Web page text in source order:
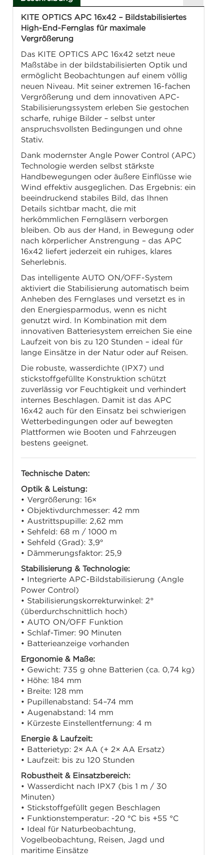
KITE OPTICS APC 16x42 – Bildstabilisiertes
High-End-Fernglas für maximale
Vergrößerung
Das KITE OPTICS APC 16x42 setzt neue
Maßstäbe in der bildstabilisierten Optik und
ermöglicht Beobachtungen auf einem völlig
neuen Niveau. Mit seiner extremen 16-fachen
Vergrößerung und dem innovativen APC-
Stabilisierungssystem erleben Sie gestochen
scharfe, ruhige Bilder – selbst unter
anspruchsvollsten Bedingungen und ohne
Stativ.
Dank modernster Angle Power Control (APC)
Technologie werden selbst stärkste
Handbewegungen oder äußere Einflüsse wie
Wind effektiv ausgeglichen. Das Ergebnis: ein
beeindruckend stabiles Bild, das Ihnen
Details sichtbar macht, die mit
herkömmlichen Ferngläsern verborgen
bleiben. Ob aus der Hand, in Bewegung oder
nach körperlicher Anstrengung – das APC
16x42 liefert jederzeit ein ruhiges, klares
Seherlebnis.
Das intelligente AUTO ON/OFF-System
aktiviert die Stabilisierung automatisch beim
Anheben des Fernglases und versetzt es in
den Energiesparmodus, wenn es nicht
genutzt wird. In Kombination mit dem
innovativen Batteriesystem erreichen Sie eine
Laufzeit von bis zu 120 Stunden – ideal für
lange Einsätze in der Natur oder auf Reisen.
Die robuste, wasserdichte (IPX7) und
stickstoffgefüllte Konstruktion schützt
zuverlässig vor Feuchtigkeit und verhindert
internes Beschlagen. Damit ist das APC
16x42 auch für den Einsatz bei schwierigen
Wetterbedingungen oder auf bewegten
Plattformen wie Booten und Fahrzeugen
bestens geeignet.
Technische Daten:
Optik & Leistung:
• Vergrößerung: 16×
• Objektivdurchmesser: 42 mm
• Austrittspupille: 2,62 mm
• Sehfeld: 68 m / 1000 m
• Sehfeld (Grad): 3,9°
• Dämmerungsfaktor: 25,9
Stabilisierung & Technologie:
• Integrierte APC-Bildstabilisierung (Angle
Power Control)
• Stabilisierungskorrekturwinkel: 2°
(überdurchschnittlich hoch)
• AUTO ON/OFF Funktion
• Schlaf-Timer: 90 Minuten
• Batterieanzeige vorhanden
Ergonomie & Maße:
• Gewicht: 735 g ohne Batterien (ca. 0,74 kg)
• Höhe: 184 mm
• Breite: 128 mm
• Pupillenabstand: 54–74 mm
• Augenabstand: 14 mm
• Kürzeste Einstellentfernung: 4 m
Energie & Laufzeit:
• Batterietyp: 2× AA (+ 2× AA Ersatz)
• Laufzeit: bis zu 120 Stunden
Robustheit & Einsatzbereich:
• Wasserdicht nach IPX7 (bis 1 m / 30
Minuten)
• Stickstoffgefüllt gegen Beschlagen
• Funktionstemperatur: -20 °C bis +55 °C
• Ideal für Naturbeobachtung,
Vogelbeobachtung, Reisen, Jagd und
maritime Einsätze